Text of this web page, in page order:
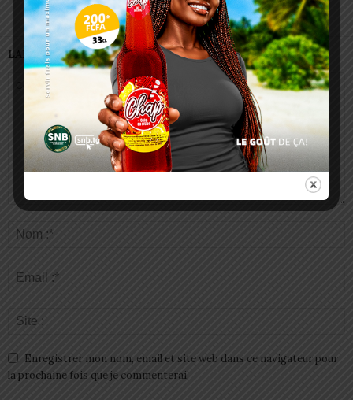
LAISSER UN COMMENTAIRE
Enregistrer mon nom, email et site web dans ce navigateur pour
la prochaine fois que je commenterai.